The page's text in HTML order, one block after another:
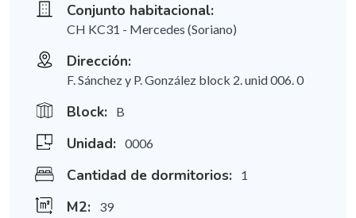
Conjunto habitacional:
CH KC31 - Mercedes (Soriano)
Dirección:
F. Sánchez y P. González block 2. unid 006. 0
Block: B
Unidad: 0006
Cantidad de dormitorios: 1
M2: 39